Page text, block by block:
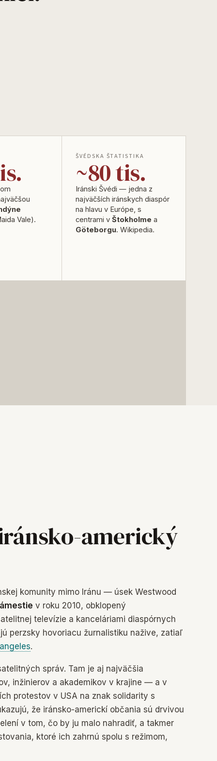
Vale).
ŠVÉDSKA ŠTATISTIKA
~80 tis.
Iránski Švédi — jedna z
najväčších iránskych diaspór
na hlavu v Európe, s
centrami vŠtokholme a
Göteborgu.Wikipedia.
americký
komunity mimo Iránu — úsek Westwood
v roku 2010, obklopený
televízie a kanceláriami diaspórnych
perzsky hovoriacu žurnalistiku nažive, zatiaľ
.
správ. Tam je aj najväčšia
inžinierov a akademikov v krajine — a v
protestov v USA na znak solidarity s
že iránsko-americkí občania sú drvivou
v tom, čo by ju malo nahradiť, a takmer
ktoré ich zahrnú spolu s režimom,